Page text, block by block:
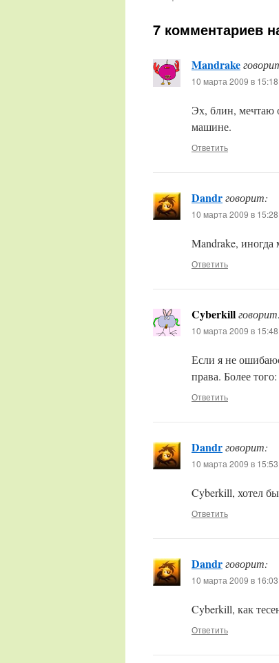
7 комментариев
Mandrake
10 марта 2009 в 15:18
Эх, блин, мечтаю
машине.
Ответить
Dandrговорит:
10 марта 2009 в 15:28
Mandrake,
Ответить
Cyberkill
10 марта 2009 в 15:48
Если я не
права. Более
Ответить
Dandrговорит:
10 марта 2009 в 15:53
Cyberkill, хотел
Ответить
Dandrговорит:
10 марта 2009 в 16:03
Cyberkill, как
Ответить